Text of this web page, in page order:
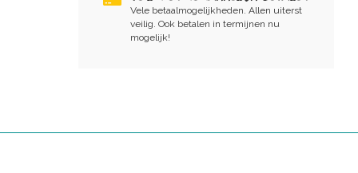
Vele betaalmogelijkheden. Allen uiterst
veilig. Ook betalen in termijnen nu
mogelijk!